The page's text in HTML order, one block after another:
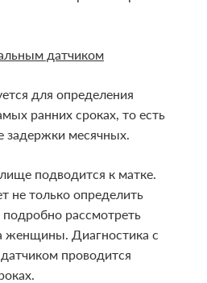
датчиком
для определения
ранних сроках, то есть
задержки месячных.
подводится к матке.
не только определить
рассмотреть
женщины. Диагностика с
проводится